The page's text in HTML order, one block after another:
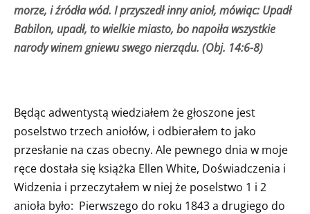
morze, i źródła wód. I przyszedł inny anioł, mówiąc: Upadł
Babilon, upadł, to wielkie miasto, bo napoiła wszystkie
narody winem gniewu swego nierządu. (Obj. 14:6-8)
Będąc adwentystą wiedziałem że głoszone jest
poselstwo trzech aniołów, i odbierałem to jako
przesłanie na czas obecny. Ale pewnego dnia w moje
ręce dostała się książka Ellen White, Doświadczenia i
Widzenia i przeczytałem w niej że poselstwo 1 i 2
anioła było: Pierwszego do roku 1843 a drugiego do